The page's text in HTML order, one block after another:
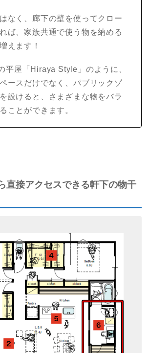
なく、廊下の壁を使ってクロー
ば、家族共通で使う物を納める
えます！
平屋「Hiraya Style」のように、
ースだけでなく、パブリックゾ
設けると、さまざまな物をバラ
ことができます。
直接アクセスできる軒下の物干